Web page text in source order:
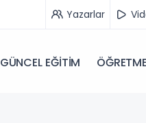
Yazarlar
GÜNCEL EĞİTİM